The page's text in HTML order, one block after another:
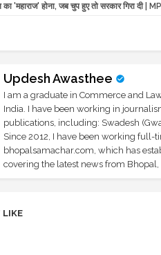
'महाराज' होना, जब चुप हुए तो सरकार गिरा दी |
Updesh Awasthee
I am a graduate in Commerce and
India. I have been working in
publications, including: Swadesh
Since 2012, I have been working
bhopalsamachar.com, which has
covering the latest news from Bhopal,
LIKE